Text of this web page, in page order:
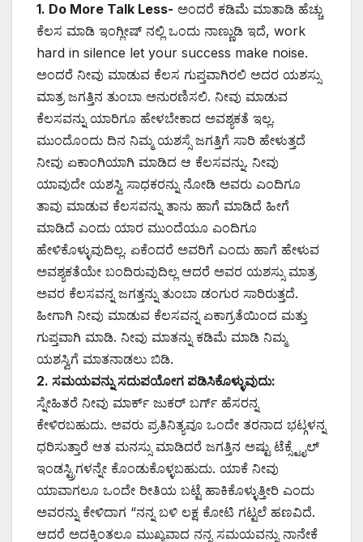
1. Do More Talk Less- ಅಂದರೆ ಕಡಿಮೆ ಮಾತಾಡಿ ಹೆಚ್ಚು
ಕೆಲಸ ಮಾಡಿ ಇಂಗ್ಲೀಷ್ ನಲ್ಲಿ ಒಂದು ನಾಣ್ಣುಡಿ ಇದೆ, work
hard in silence let your success make noise.
ಅಂದರೆ ನೀವು ಮಾಡುವ ಕೆಲಸ ಗುಪ್ತವಾಗಿರಲಿ ಅದರ ಯಶಸ್ಸು
ಮಾತ್ರ ಜಗತ್ತಿನ ತುಂಬಾ ಅನುರಣಿಸಲಿ. ನೀವು ಮಾಡುವ
ಕೆಲಸವನ್ನು ಯಾರಿಗೂ ಹೇಳಬೇಕಾದ ಅವಶ್ಯಕತೆ ಇಲ್ಲ.
ಮುಂದೊಂದು ದಿನ ನಿಮ್ಮ ಯಶಸ್ಸೆ ಜಗತ್ತಿಗೆ ಸಾರಿ ಹೇಳುತ್ತದೆ
ನೀವು ಏಕಾಂಗಿಯಾಗಿ ಮಾಡಿದ ಆ ಕೆಲಸವನ್ನು. ನೀವು
ಯಾವುದೇ ಯಶಸ್ವಿ ಸಾಧಕರನ್ನು ನೋಡಿ ಅವರು ಎಂದಿಗೂ
ತಾವು ಮಾಡುವ ಕೆಲಸವನ್ನು ತಾನು ಹಾಗೆ ಮಾಡಿದೆ ಹೀಗೆ
ಮಾಡಿದೆ ಎಂದು ಯಾರ ಮುಂದೆಯೂ ಎಂದಿಗೂ
ಹೇಳಿಕೊಳ್ಳುವುದಿಲ್ಲ. ಏಕೆಂದರೆ ಅವರಿಗೆ ಎಂದು ಹಾಗೆ ಹೇಳುವ
ಅವಶ್ಯಕತೆಯೇ ಬಂದಿರುವುದಿಲ್ಲ ಆದರೆ ಅವರ ಯಶಸ್ಸು ಮಾತ್ರ
ಅವರ ಕೆಲಸವನ್ನ ಜಗತ್ತನ್ನು ತುಂಬಾ ಡಂಗುರ ಸಾರಿರುತ್ತದೆ.
ಹೀಗಾಗಿ ನೀವು ಮಾಡುವ ಕೆಲಸವನ್ನ ಏಕಾಗ್ರತೆಯಿಂದ ಮತ್ತು
ಗುಪ್ತವಾಗಿ ಮಾಡಿ. ನೀವು ಮಾತನ್ನು ಕಡಿಮೆ ಮಾಡಿ ನಿಮ್ಮ
ಯಶಸ್ವಿಗೆ ಮಾತನಾಡಲು ಬಿಡಿ.
2. ಸಮಯವನ್ನು ಸದುಪಯೋಗ ಪಡಿಸಿಕೊಳ್ಳುವುದು:
ಸ್ನೇಹಿತರೆ ನೀವು ಮಾರ್ಕ್ ಜುಕರ್ ಬರ್ಗ್ ಹೆಸರನ್ನ
ಕೇಳಿರಬಹುದು. ಅವರು ಪ್ರತಿನಿತ್ಯವೂ ಒಂದೇ ತರನಾದ ಭಟ್ಗಳನ್ನ
ಧರಿಸುತ್ತಾರೆ ಆತ ಮನಸ್ಸು ಮಾಡಿದರೆ ಜಗತ್ತಿನ ಅಷ್ಟು ಟೆಕ್ಸ್ಟೈಲ್
ಇಂಡಸ್ಟ್ರಿಗಳನ್ನೇ ಕೊಂಡುಕೊಳ್ಳಬಹುದು. ಯಾಕೆ ನೀವು
ಯಾವಾಗಲೂ ಒಂದೇ ರೀತಿಯ ಬಟ್ಟೆ ಹಾಕಿಕೊಳ್ಳುತ್ತೀರಿ ಎಂದು
ಅವರನ್ನು ಕೇಳಿದಾಗ “ನನ್ನ ಬಳಿ ಲಕ್ಷ ಕೋಟಿ ಗಟ್ಟಲೆ ಹಣವಿದೆ.
ಆದರೆ ಅದಕ್ಕಿಂತಲೂ ಮುಖ್ಯವಾದ ನನ್ನ ಸಮಯವನ್ನು ನಾನೇಕೆ